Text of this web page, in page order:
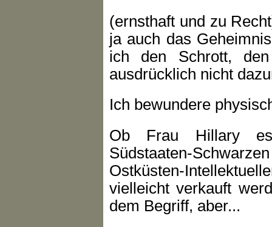
(ernsthaft und zu
ja auch das
ich den Schrott,
ausdrücklich nicht
Ich bewundere
Ob Frau Hillary
Südstaaten-
Ostküsten-
vielleicht verkauft
dem Begriff, aber...